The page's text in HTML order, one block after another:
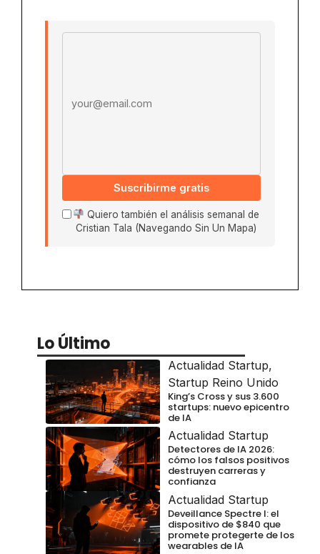
Suscribirme gratis
Quiero también el análisis semanal de
Cristian Tala (Navegando Sin Un Mapa)
Lo Último
Actualidad Startup,
Startup Reino Unido
King’s Cross y sus 3.600
startups: nuevo epicentro
de IA
Actualidad Startup
Detectores de IA 2026:
cómo los falsos positivos
destruyen carreras y
confianza
Actualidad Startup
Deveillance Spectre I: el
dispositivo de $840 que
promete protegerte de los
wearables de IA